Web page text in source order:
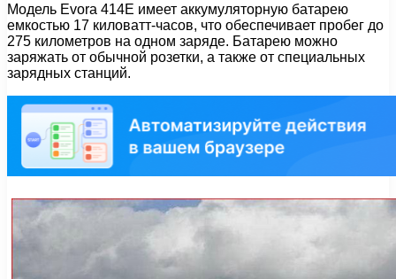
Модель Evora 414E имеет аккумуляторную батарею
емкостью 17 киловатт-часов, что обеспечивает пробег до
275 километров на одном заряде. Батарею можно
заряжать от обычной розетки, а также от специальных
зарядных станций.